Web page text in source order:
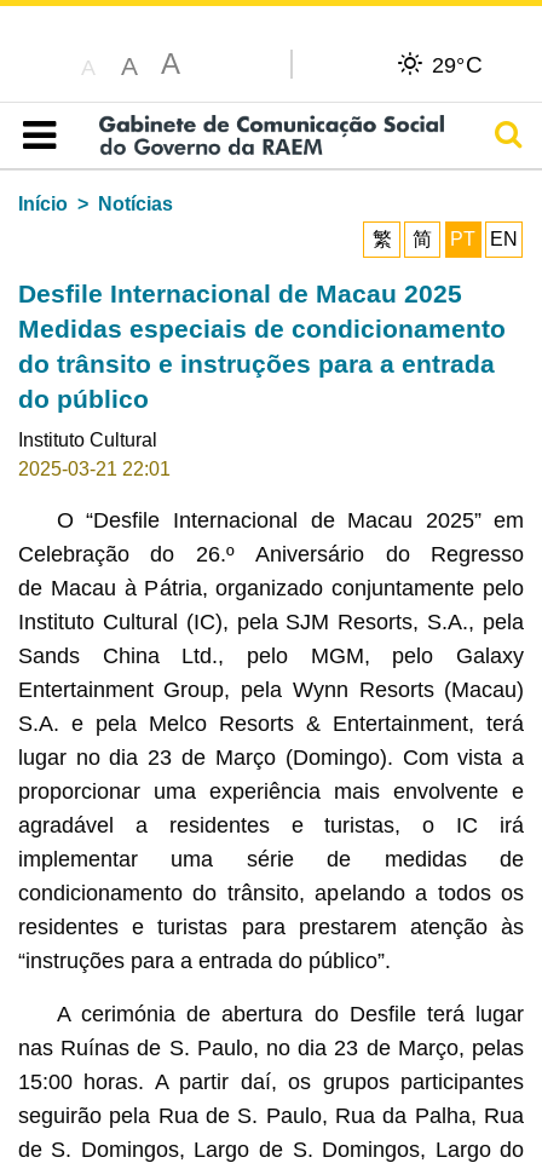
A A A 29°C
Índice
Início
Notícias
繁
简 PT EN
Desfile Internacional de Macau 2025
Medidas especiais de condicionamento
do trânsito e instruções para a entrada
do público
Instituto Cultural
2025-03-21 22:01
O “Desfile Internacional de Macau 2025” em
Celebração do 26.º Aniversário do Regresso
de Macau à Pátria, organizado conjuntamente pelo
Instituto Cultural (IC), pela SJM Resorts, S.A., pela
Sands China Ltd., pelo MGM, pelo Galaxy
Entertainment Group, pela Wynn Resorts (Macau)
S.A. e pela Melco Resorts & Entertainment, terá
lugar no dia 23 de Março (Domingo). Com vista a
proporcionar uma experiência mais envolvente e
agradável a residentes e turistas, o IC irá
implementar uma série de medidas de
condicionamento do trânsito, apelando a todos os
residentes e turistas para prestarem atenção às
“instruções para a entrada do público”.
A cerimónia de abertura do Desfile terá lugar
nas Ruínas de S. Paulo, no dia 23 de Março, pelas
15:00 horas. A partir daí, os grupos participantes
seguirão pela Rua de S. Paulo, Rua da Palha, Rua
de S. Domingos, Largo de S. Domingos, Largo do